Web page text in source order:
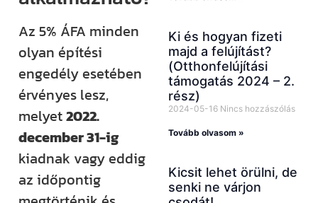
Az 5% ÁFA minden
olyan építési
engedély esetében
érvényes lesz,
melyet2022.
december 31-ig
kiadnak vagy eddig
az időpontig
Ki és hogyan fizeti
majd a felújítást?
(Otthonfelújítási
támogatás 2024 – 2.
rész)
2024-05-16 Nincs hozzászólás
Tovább olvasom »
Kicsit lehet örülni, de
senki ne várjon